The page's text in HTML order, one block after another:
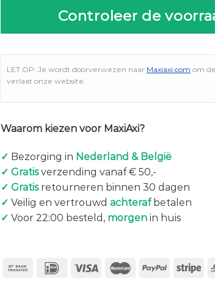
Controleer de
LET OP: Je wordt doorverwezen naar Maxiaxi.com om
verlaat onze website.
Waarom kiezen voor MaxiAxi?
✓ Bezorging in Nederland & België
✓ Gratisverzending vanaf € 50,-
✓ Gratisretourneren binnen 30 dagen
✓ Veilig en vertrouwd achterafbetalen
✓ Voor 22:00 besteld, morgenin huis